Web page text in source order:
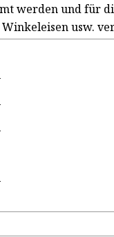
werden und für
usw.